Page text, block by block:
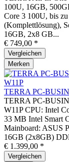
100U, 16GB,
Core 3 100U, bis
(Komplettlösung),
16GB, 2x8 GB...
€ 749,00 *
Vergleichen
Merken
TERRA PC-
TERRA PC-
W11P CPU: Intel
33 MB Intel Smart
Mainboard: ASUS
16GB (2x8GB)
€ 1.399,00 *
Vergleichen